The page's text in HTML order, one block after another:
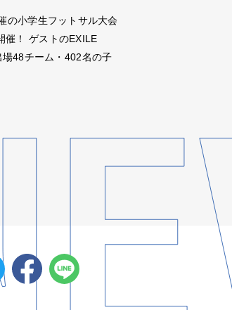
の小学生フットサル大会
催！ ゲストのEXILE
48チーム・402名の子